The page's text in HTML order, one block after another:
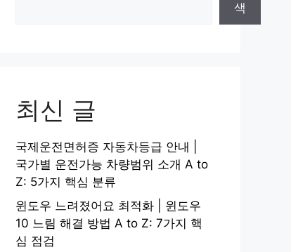
색
최신 글
국제운전면허증 자동차등급 안내 |
국가별 운전가능 차량범위 소개 A to
Z: 5가지 핵심 분류
윈도우 느려졌어요 최적화 | 윈도우
10 느림 해결 방법 A to Z: 7가지 핵
심 점검